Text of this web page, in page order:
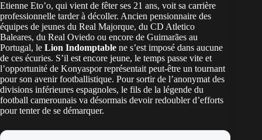
Etienne Eto’o, qui vient de fêter ses 21 ans, voit sa carrière
professionnelle tarder à décoller. Ancien pensionnaire des
équipes de jeunes du Real Majorque, du CD Atletico
Baleares, du Real Oviedo ou encore de Guimarães au
Portugal, le Lion Indomptable ne s’est imposé dans aucune
de ces écuries. S’il est encore jeune, le temps passe vite et
l’opportunité de Konyaspor représentait peut-être un tournant
pour son avenir footballistique. Pour sortir de l’anonymat des
divisions inférieures espagnoles, le fils de la légende du
football camerounais va désormais devoir redoubler d’efforts
pour tenter de se démarquer.